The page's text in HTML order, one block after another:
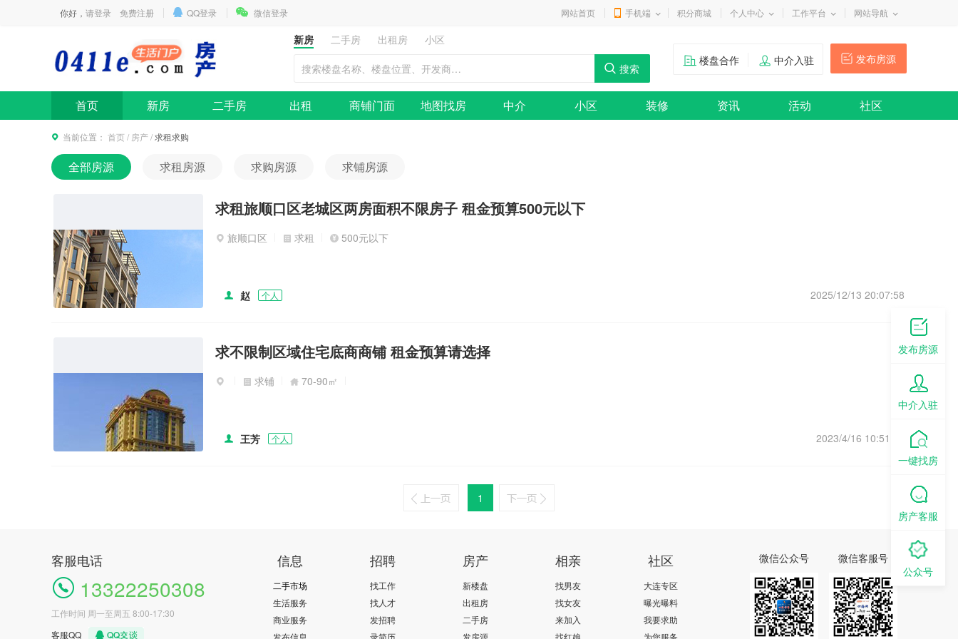
你好， 请登录 免费注册 QQ登录 微信登录 网站首页 手机端 积分商城 个人中心 工作平台 网站导航
新房 二手房 出租房
小区
发布房源
楼盘合作 中介入驻
首页 新房 二手房 出租 商铺门面 地图找房 中介 小区 装修 资讯 活动 社区
当前位置： 首页/ 房产/求租求购
全部房源 求租房源 求购房源 求铺房源
求租旅顺口区老城区两房面积不限房子 租金预算500元以下
旅顺口区 求租 500元以下
赵 个人 2025/12/13 20:07:58
求不限制区域住宅底商商铺 租金预算请选择
求铺 70-90㎡
王芳 个人 2023/4/16 10:51:12
1
客服电话
13322250308
工作时间 周一至周五 8:00-17:30
客服QQ
信息
二手市场
生活服务
商业服务
发布信息
招聘
找工作
找人才
发招聘
录简历
房产
新楼盘
出租房
二手房
发房源
相亲
找男友
找女友
来加入
找红娘
社区
大连专区
曝光曝料
我要求助
为您服务
微信公众号 微信客服号
发布房源
中介入驻
一键找房
房产客服
公众号